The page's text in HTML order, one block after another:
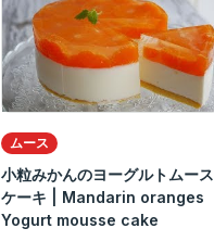
ムース
小粒みかんのヨーグルトムース
ケーキ | Mandarin oranges
Yogurt mousse cake